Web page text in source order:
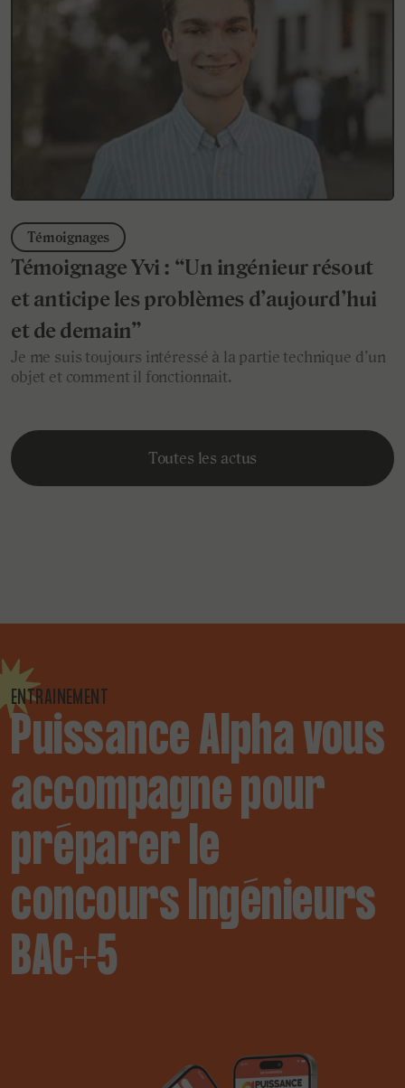
Témoignages
Témoignage Yvi : “Un ingénieur résout
et anticipe les problèmes d’aujourd’hui
et de demain”
Je me suis toujours intéressé à la partie technique d’un
objet et comment il fonctionnait.
Toutes les actus
ENTRAINEMENT
Puissance Alpha vous
accompagne pour
préparer le
concours Ingénieurs
BAC+5